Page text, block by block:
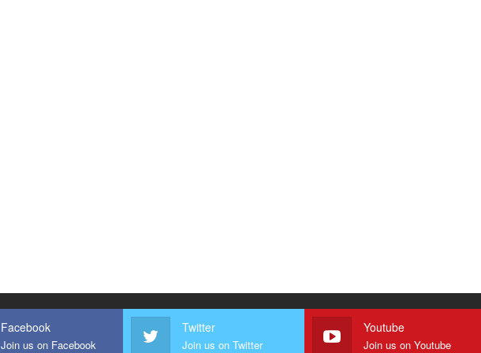
Facebook
Join us on Facebook
Twitter
Join us on Twitter
Youtube
Join us on Youtube